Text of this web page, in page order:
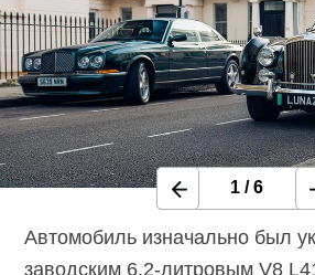
1 /6
Автомобиль изначально был
заводским 6.2-литровым V8